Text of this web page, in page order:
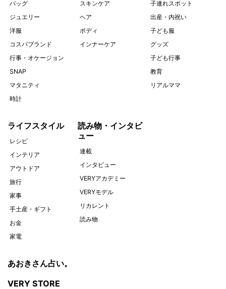
バッグ
ジュエリー
洋服
コスパブランド
行事・オケージョン
SNAP
マタニティ
時計
スキンケア
ヘア
ボディ
インナーケア
子連れスポット
出産・内祝い
子ども服
グッズ
子ども行事
教育
リアルママ
ライフスタイル
レシピ
インテリア
アウトドア
旅行
家事
手土産・ギフト
お金
家電
読み物・インタビ
ュー
連載
インタビュー
VERYアカデミー
VERYモデル
リカレント
読み物
あおきさん占い。
VERY STORE